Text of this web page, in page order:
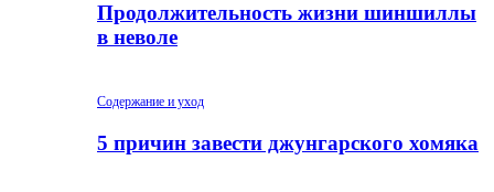
Продолжительность жизни шиншиллы
в неволе
Содержание и уход
5 причин завести джунгарского хомяка